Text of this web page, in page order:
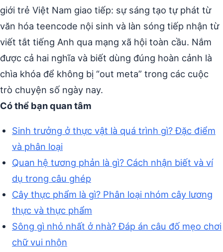
giới trẻ Việt Nam giao tiếp: sự sáng tạo tự phát từ
văn hóa teencode nội sinh và làn sóng tiếp nhận từ
viết tắt tiếng Anh qua mạng xã hội toàn cầu. Nắm
được cả hai nghĩa và biết dùng đúng hoàn cảnh là
chìa khóa để không bị “out meta” trong các cuộc
trò chuyện số ngày nay.
Có thể bạn quan tâm
Sinh trưởng ở thực vật là quá trình gì? Đặc điểm
và phân loại
Quan hệ tương phản là gì? Cách nhận biết và ví
dụ trong câu ghép
Cây thực phẩm là gì? Phân loại nhóm cây lương
thực và thực phẩm
Sông gì nhỏ nhất ở nhà? Đáp án câu đố mẹo chơi
chữ vui nhộn